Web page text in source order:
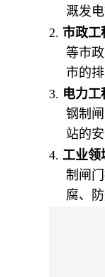
溉发电
2. 市政工
等市
市的
3. 电力工
钢制
站的
4. 工业领
制闸
腐、防